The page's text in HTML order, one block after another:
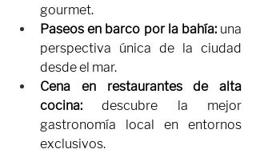
gourmet.
Paseos en barco por la bahía: una
perspectiva única de la ciudad
desde el mar.
Cena en restaurantes de alta
cocina: descubre la mejor
gastronomía local en entornos
exclusivos.